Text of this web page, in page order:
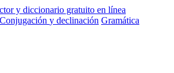
Conjugación y declinación Gramática